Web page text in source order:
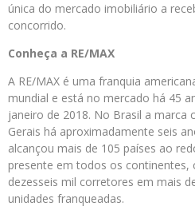
única do mercado imobiliário a
concorrido.
Conheça a RE/MAX
A RE/MAX é uma franquia
mundial e está no mercado há 45
janeiro de 2018. No Brasil a marca
Gerais há aproximadamente seis
alcançou mais de 105 países ao
presente em todos os continentes,
dezesseis mil corretores em mais
unidades franqueadas.